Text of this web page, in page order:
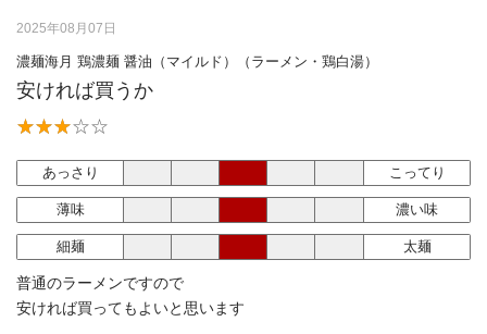
2025年08月07日
濃麺海月 鶏濃麺 醤油（マイルド）（ラーメン・鶏白湯）
安ければ買うか
あっさり こってり
薄味 濃い味
細麺 太麺
普通のラーメンですので
安ければ買ってもよいと思います